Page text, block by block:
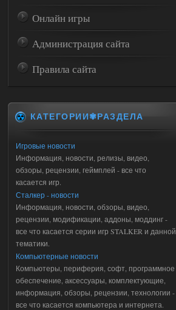
Онлайн игры
Администрация сайта
Правила сайта
КАТЕГОРИИ✾РАЗДЕЛА
Игровые новости
Информация, новости, релизы, видео,
обзоры, рецензии, геймплей - все что
касается игр.
Сталкер - новости
Информация, новости, обзоры, видео,
рецензии, модификации, аддоны, моддинг -
все что касается серии игр STALKER и данной
тематики.
Компьютерные новости
Компьютеры, периферия, софт, программное
обеспечение, аксессуары, комплектующие,
информация, обзоры, рецензии, технологии -
все что касается компьютера и интернета.